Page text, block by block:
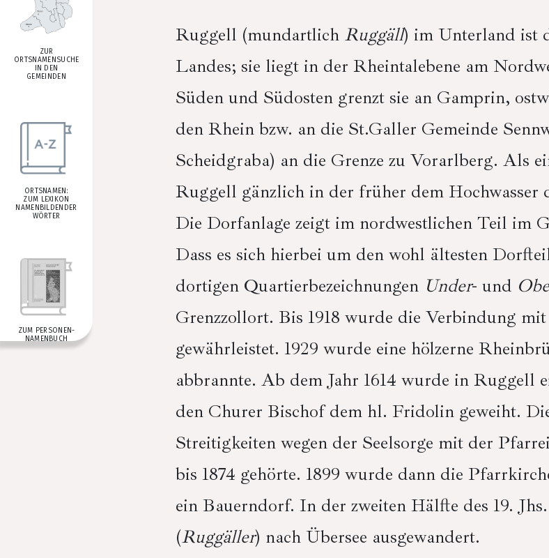
ZUR
ORTSNAMENSUCHE
IN DEN
GEMEINDEN
ORTSNAMEN:
ZUM LEXIKON
NAMENBILDENDER
WÖRTER
ZUM PERSONEN­
NAMENBUCH
Ruggell (mundartlich Ruggäll) im Unterland ist
Landes; sie liegt in der Rheintalebene am
Süden und Südosten grenzt sie an Gamprin,
den Rhein bzw. an die St.Galler Gemeinde
Scheidgraba) an die Grenze zu Vorarlberg. Als
Ruggell gänzlich in der früher dem Hochwasser
Die Dorfanlage zeigt im nordwestlichen Teil im
Dass es sich hierbei um den wohl ältesten
dortigen Quartierbezeichnungen Under- und
Grenzzollort. Bis 1918 wurde die Verbindung
gewährleistet. 1929 wurde eine hölzerne
abbrannte. Ab dem Jahr 1614 wurde in Ruggell
den Churer Bischof dem hl. Fridolin geweiht.
Streitigkeiten wegen der Seelsorge mit der
bis 1874 gehörte. 1899 wurde dann die
ein Bauerndorf. In der zweiten Hälfte des 19.
(Ruggäller) nach Übersee ausgewandert.